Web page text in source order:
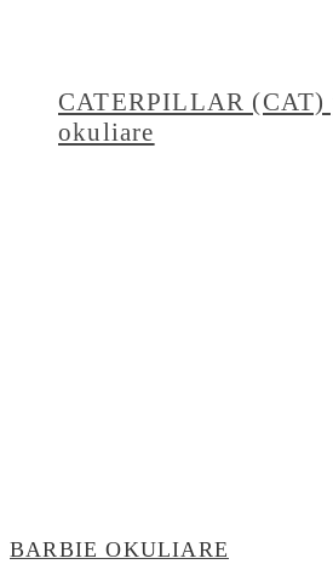
CATERPILLAR (CAT)
okuliare
BARBIE OKULIARE